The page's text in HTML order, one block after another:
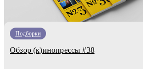
Подборки
Обзор (к)инопрессы #38